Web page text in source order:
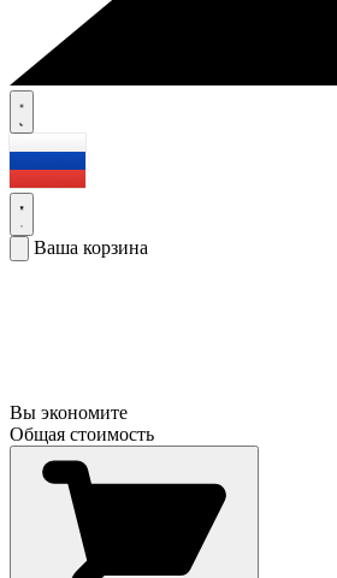
Ваша корзина
Вы экономите
Общая стоимость